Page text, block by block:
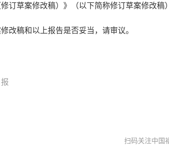
订草案修改稿）》（以下简称修订草案修改稿
稿和以上报告是否妥当，请审议。
扫码关注中国